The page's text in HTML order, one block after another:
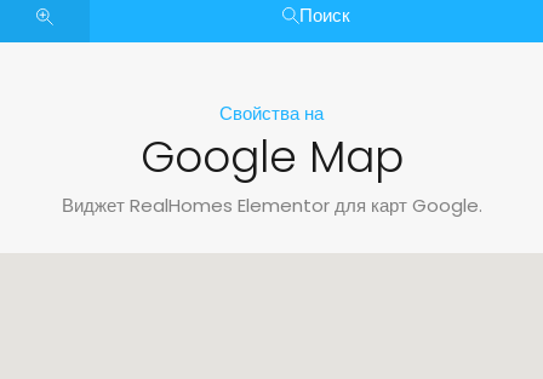
Поиск
Свойства на
Google Map
Виджет RealHomes Elementor для карт Google.